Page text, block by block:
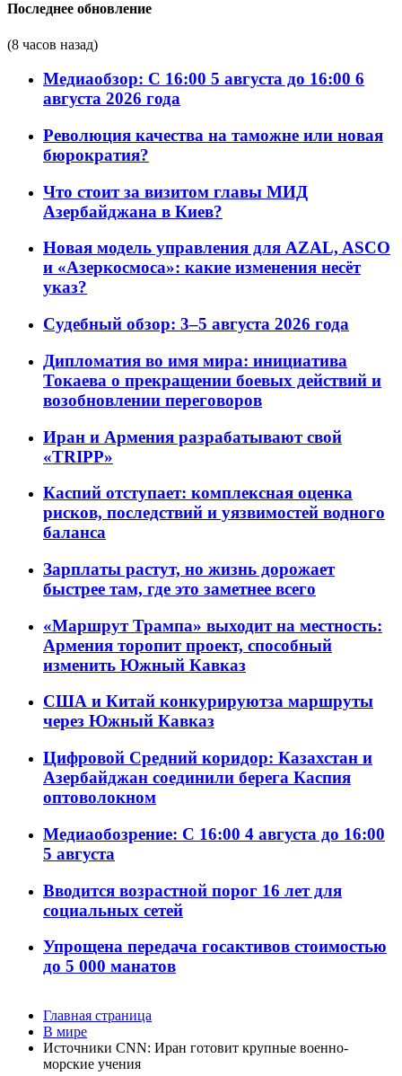
Последнее обновление
(8 часов назад)
Медиаобзор: С 16:00 5 августа до 16:00 6
августа 2026 года
Революция качества на таможне или новая
бюрократия?
Что стоит за визитом главы МИД
Азербайджана в Киев?
Новая модель управления для AZAL, ASCO
и «Азеркосмоса»: какие изменения несёт
указ?
Судебный обзор: 3–5 августа 2026 года
Дипломатия во имя мира: инициатива
Токаева о прекращении боевых действий и
возобновлении переговоров
Иран и Армения разрабатывают свой
«TRIPP»
Каспий отступает: комплексная оценка
рисков, последствий и уязвимостей водного
баланса
Зарплаты растут, но жизнь дорожает
быстрее там, где это заметнее всего
«Маршрут Трампа» выходит на местность:
Армения торопит проект, способный
изменить Южный Кавказ
США и Китай конкурируютза маршруты
через Южный Кавказ
Цифровой Средний коридор: Казахстан и
Азербайджан соединили берега Каспия
оптоволокном
Медиаобозрение: С 16:00 4 августа до 16:00
5 августа
Вводится возрастной порог 16 лет для
социальных сетей
Упрощена передача госактивов стоимостью
до 5 000 манатов
Главная страница
В мире
Источники CNN: Иран готовит крупные военно-
морские учения